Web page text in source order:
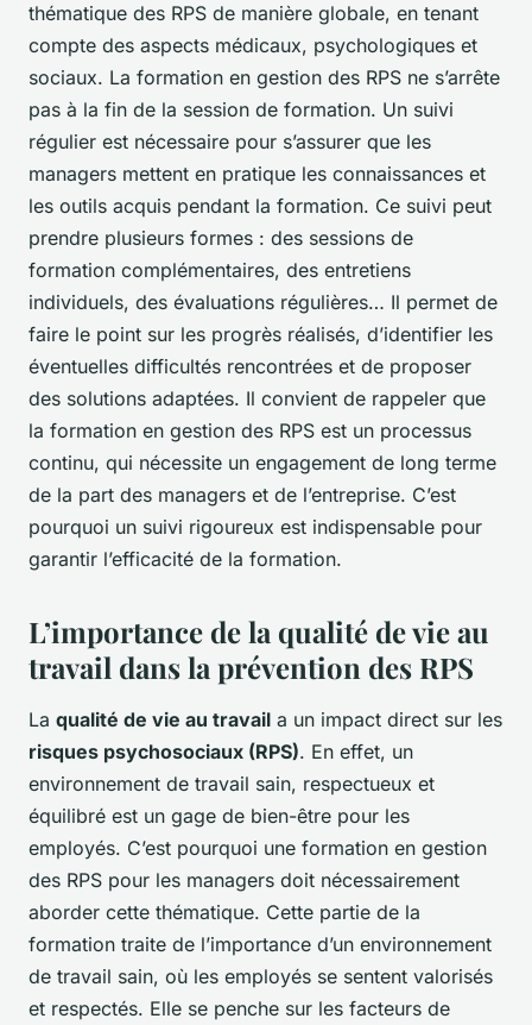
thématique des RPS de manière globale, en tenant
compte des aspects médicaux, psychologiques et
sociaux. La formation en gestion des RPS ne s’arrête
pas à la fin de la session de formation. Un suivi
régulier est nécessaire pour s’assurer que les
managers mettent en pratique les connaissances et
les outils acquis pendant la formation. Ce suivi peut
prendre plusieurs formes : des sessions de
formation complémentaires, des entretiens
individuels, des évaluations régulières… Il permet de
faire le point sur les progrès réalisés, d’identifier les
éventuelles difficultés rencontrées et de proposer
des solutions adaptées. Il convient de rappeler que
la formation en gestion des RPS est un processus
continu, qui nécessite un engagement de long terme
de la part des managers et de l’entreprise. C’est
pourquoi un suivi rigoureux est indispensable pour
garantir l’efficacité de la formation.
L’importance de la qualité de vie au
travail dans la prévention des RPS
La qualité de vie au travail a un impact direct sur les
risques psychosociaux (RPS). En effet, un
environnement de travail sain, respectueux et
équilibré est un gage de bien-être pour les
employés. C’est pourquoi une formation en gestion
des RPS pour les managers doit nécessairement
aborder cette thématique. Cette partie de la
formation traite de l’importance d’un environnement
de travail sain, où les employés se sentent valorisés
et respectés. Elle se penche sur les facteurs de